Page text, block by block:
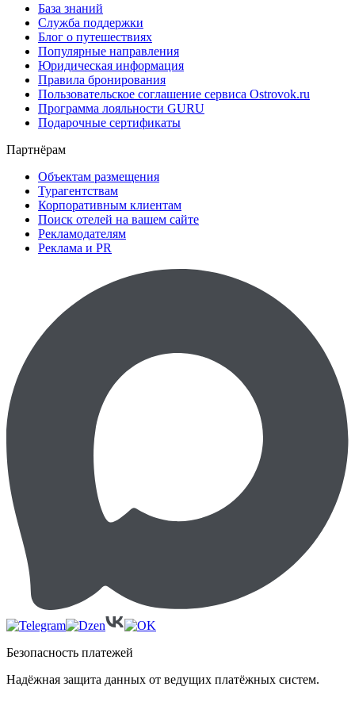
База знаний
Служба поддержки
Блог о путешествиях
Популярные направления
Юридическая информация
Правила бронирования
Пользовательское соглашение сервиса Ostrovok.ru
Программа лояльности GURU
Подарочные сертификаты
Партнёрам
Объектам размещения
Турагентствам
Корпоративным клиентам
Поиск отелей на вашем сайте
Рекламодателям
Реклама и PR
Безопасность платежей
Надёжная защита данных от ведущих платёжных систем.